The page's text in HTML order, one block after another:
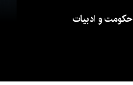
حکومت و ادبیات